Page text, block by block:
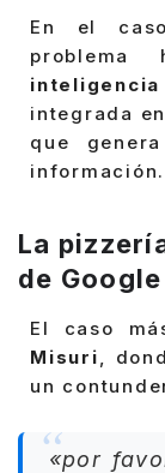
En el
integrada
que
información.
La
de Google
El caso
Misuri,
un
«por